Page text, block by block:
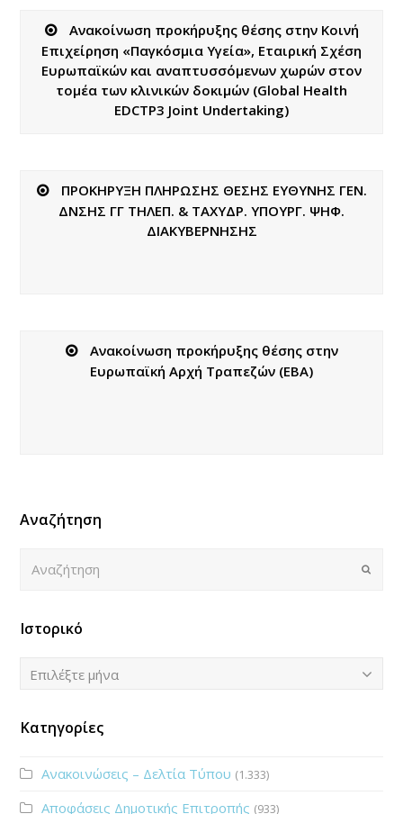
Ανακοίνωση προκήρυξης θέσης στην Κοινή
Επιχείρηση «Παγκόσμια Υγεία», Εταιρική Σχέση
Ευρωπαϊκών και αναπτυσσόμενων χωρών στον
τομέα των κλινικών δοκιμών (Global Health
EDCTP3 Joint Undertaking)
ΠΡΟΚΗΡΥΞΗ ΠΛΗΡΩΣΗΣ ΘΕΣΗΣ ΕΥΘΥΝΗΣ ΓΕΝ.
ΔΝΣΗΣ ΓΓ ΤΗΛΕΠ. & ΤΑΧΥΔΡ. ΥΠΟΥΡΓ. ΨΗΦ.
ΔΙΑΚΥΒΕΡΝΗΣΗΣ
Ανακοίνωση προκήρυξης θέσης στην
Ευρωπαϊκή Αρχή Τραπεζών (EBA)
Αναζήτηση
Submit
Ιστορικό
Ιστορικό
Επιλέξτε μήνα
Κατηγορίες
Ανακοινώσεις – Δελτία Τύπου (1.333)
Αποφάσεις Δημοτικής Επιτροπής (933)